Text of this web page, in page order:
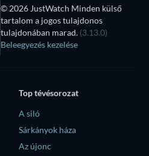
© 2026 JustWatch Minden külső
tartalom a jogos tulajdonos
tulajdonában marad. (3.13.0)
Beleegyezés kezelése
Top tévésorozat
A siló
Sárkányok háza
Az újonc